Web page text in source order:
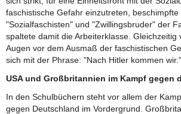
faschistische Gefahr einzutreten, beschimpfte
"Sozialfaschisten" und "Zwillingsbruder" der
spaltete damit die Arbeiterklasse. Gleichzeitig
Augen vor dem Ausmaß der faschistischen
sich mit der Phrase: "Nach Hitler kommen wir."
USA und Großbritannien im Kampf gegen
In den Schulbüchern steht vor allem der
gegen Deutschland im Vordergrund.